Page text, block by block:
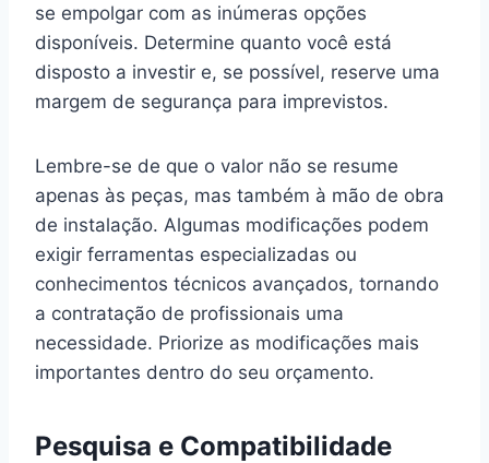
se empolgar com as inúmeras opções
disponíveis. Determine quanto você está
disposto a investir e, se possível, reserve uma
margem de segurança para imprevistos.
Lembre-se de que o valor não se resume
apenas às peças, mas também à mão de obra
de instalação. Algumas modificações podem
exigir ferramentas especializadas ou
conhecimentos técnicos avançados, tornando
a contratação de profissionais uma
necessidade. Priorize as modificações mais
importantes dentro do seu orçamento.
Pesquisa e Compatibilidade